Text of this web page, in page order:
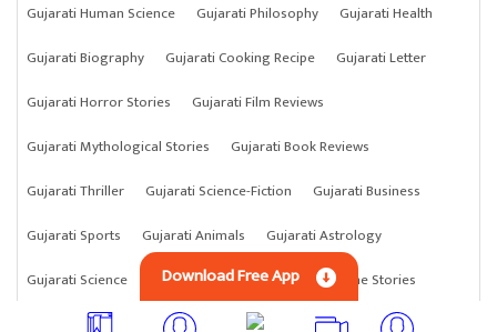
Gujarati Human Science
Gujarati Philosophy
Gujarati Health
Gujarati Biography
Gujarati Cooking Recipe
Gujarati Letter
Gujarati Horror Stories
Gujarati Film Reviews
Gujarati Mythological Stories
Gujarati Book Reviews
Gujarati Thriller
Gujarati Science-Fiction
Gujarati Business
Gujarati Sports
Gujarati Animals
Gujarati Astrology
Gujarati Science
Gujarati Anything Gujarati Crime Stories
Download Free App